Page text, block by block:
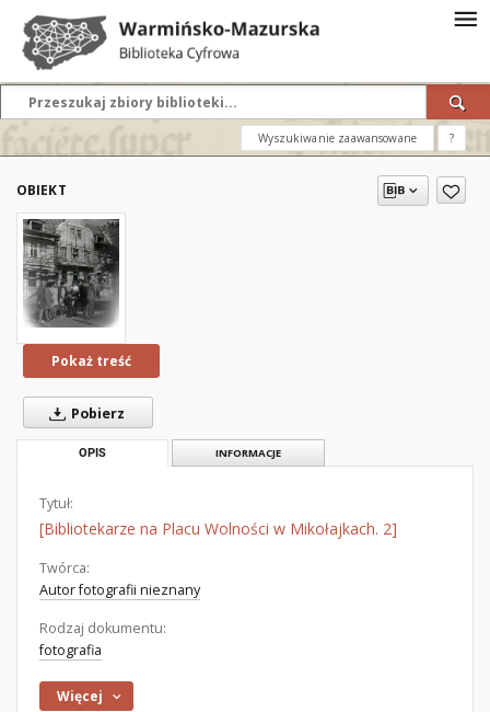
Wyszukiwanie zaawansowane ?
OBIEKT
Pokaż treść
Pobierz
OPIS INFORMACJE
Tytuł:
[Bibliotekarze na Placu Wolności w Mikołajkach. 2]
Twórca:
Autor fotografii nieznany
Rodzaj dokumentu:
fotografia
Więcej